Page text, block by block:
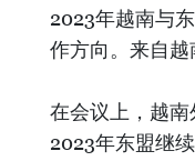
2023年越南与
作方向。来自越
在会议上，越南
2023年东盟继